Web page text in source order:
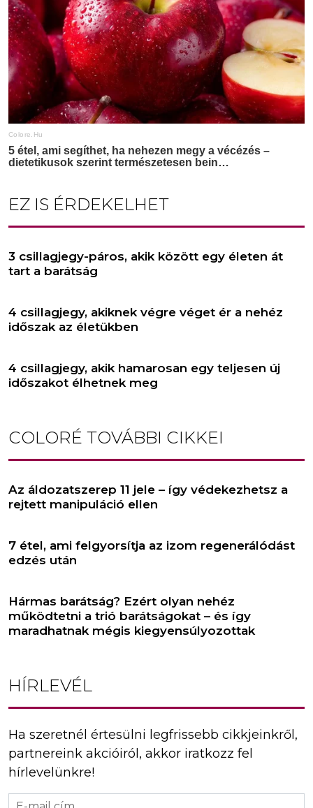
EZ IS ÉRDEKELHET
3 csillagjegy-páros, akik között egy életen át
tart a barátság
4 csillagjegy, akiknek végre véget ér a nehéz
időszak az életükben
4 csillagjegy, akik hamarosan egy teljesen új
időszakot élhetnek meg
COLORÉ TOVÁBBI CIKKEI
Az áldozatszerep 11 jele – így védekezhetsz a
rejtett manipuláció ellen
7 étel, ami felgyorsítja az izom regenerálódást
edzés után
Hármas barátság? Ezért olyan nehéz
működtetni a trió barátságokat – és így
maradhatnak mégis kiegyensúlyozottak
HÍRLEVÉL
Ha szeretnél értesülni legfrissebb cikkjeinkről,
partnereink akcióiról, akkor iratkozz fel
hírlevelünkre!